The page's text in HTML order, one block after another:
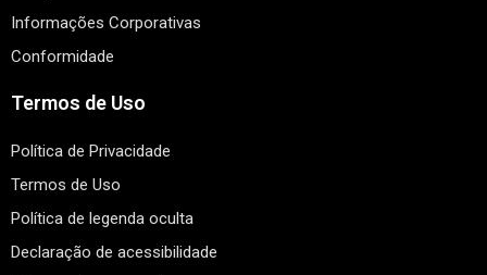
Informações Corporativas
Conformidade
Termos de Uso
Política de Privacidade
Termos de Uso
Política de legenda oculta
Declaração de acessibilidade